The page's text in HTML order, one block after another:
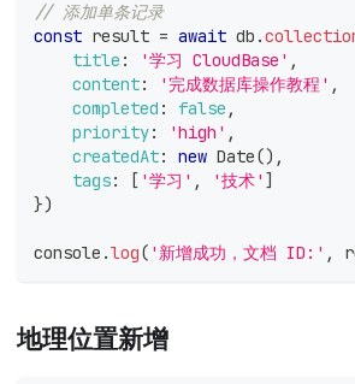
// 添加单条记录
const result = await db .
title : '学习 CloudBase' ,
content: '完成数据库操作教程' ,
completed : false ,
priority: 'high' ,
createdAt: new Date() ,
tags: [ '学习' , '技术' ]
})
console .log( '新增成功，文档 ID:' ,
地理位置新增